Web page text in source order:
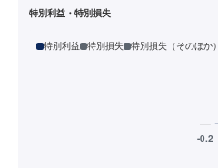
特別利益・特別損失
特別利益 特別損失 特別損失（そのほか）